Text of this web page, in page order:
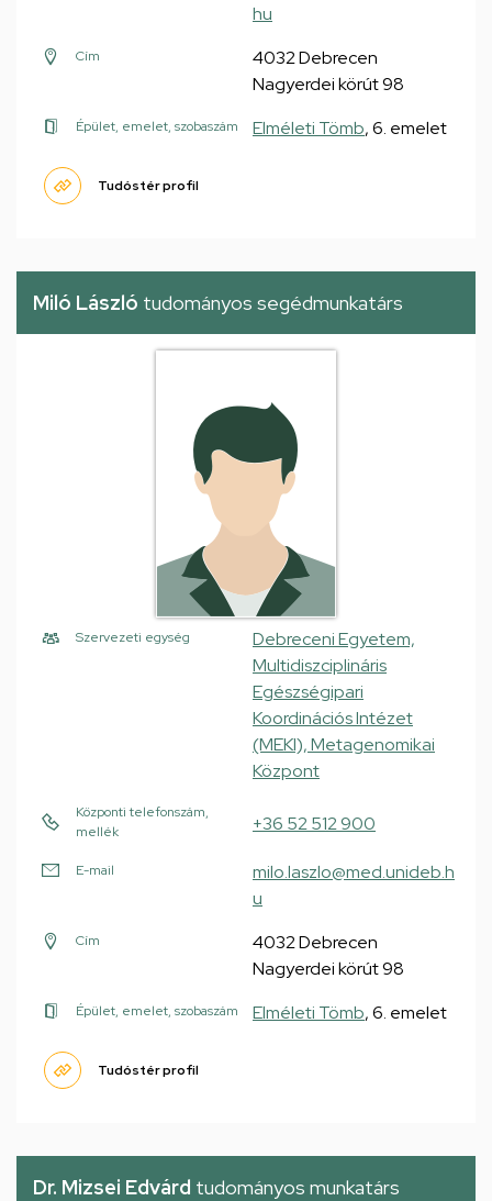
hu
Cím
4032 Debrecen
Nagyerdei körút 98
Épület, emelet, szobaszám Elméleti Tömb, 6. emelet
Tudóstér profil
Miló László tudományos segédmunkatárs
Szervezeti egység
Debreceni Egyetem,
Multidiszciplináris
Egészségipari
Koordinációs Intézet
(MEKI), Metagenomikai
Központ
Központi telefonszám,
mellék
+36 52 512 900
E-mail
milo.laszlo@med.unideb.h
u
Cím
4032 Debrecen
Nagyerdei körút 98
Épület, emelet, szobaszám Elméleti Tömb, 6. emelet
Tudóstér profil
Dr. Mizsei Edvárd tudományos munkatárs